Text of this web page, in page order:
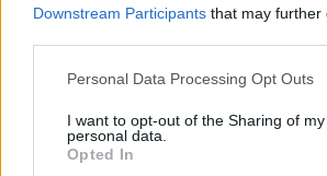
Downstream Participants that may further
Please note that this website/app uses
not limited to your visit or usage
grant or deny consent to Google and its
use your data for below specified
Personal Data Processing Opt Outs
I want to opt-out of the Sharing of my
personal data.
Opted In